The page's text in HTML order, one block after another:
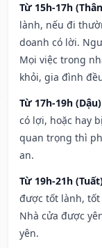
Từ 15h-17h
lành, nếu đi
doanh có lời.
Mọi việc trong
khỏi, gia đình
Từ 17h-19h
có lợi, hoặc hay
quan trọng thì
an.
Từ 19h-21h
được tốt lành, tốt
Nhà cửa được
yên.